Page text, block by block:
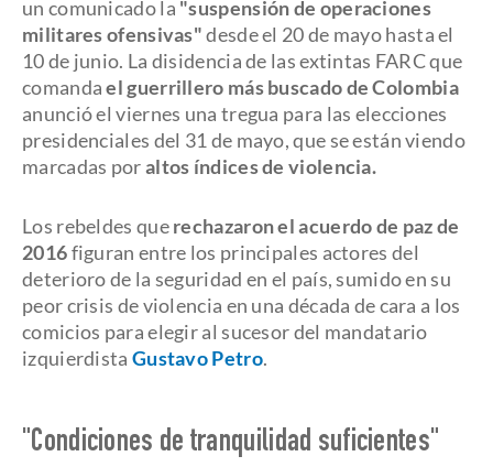
un comunicado la "suspensión de operaciones
militares ofensivas"desde el 20 de mayo hasta el
10 de junio. La disidencia de las extintas FARC que
comandael guerrillero más buscado de Colombia
anunció el viernes una tregua para las elecciones
presidenciales del 31 de mayo, que se están viendo
marcadas poraltos índices de violencia.
Los rebeldes querechazaron el acuerdo de paz de
2016figuran entre los principales actores del
deterioro de la seguridad en el país, sumido en su
peor crisis de violencia en una década de cara a los
comicios para elegir al sucesor del mandatario
izquierdista Gustavo Petro.
"Condiciones de tranquilidad suficientes"